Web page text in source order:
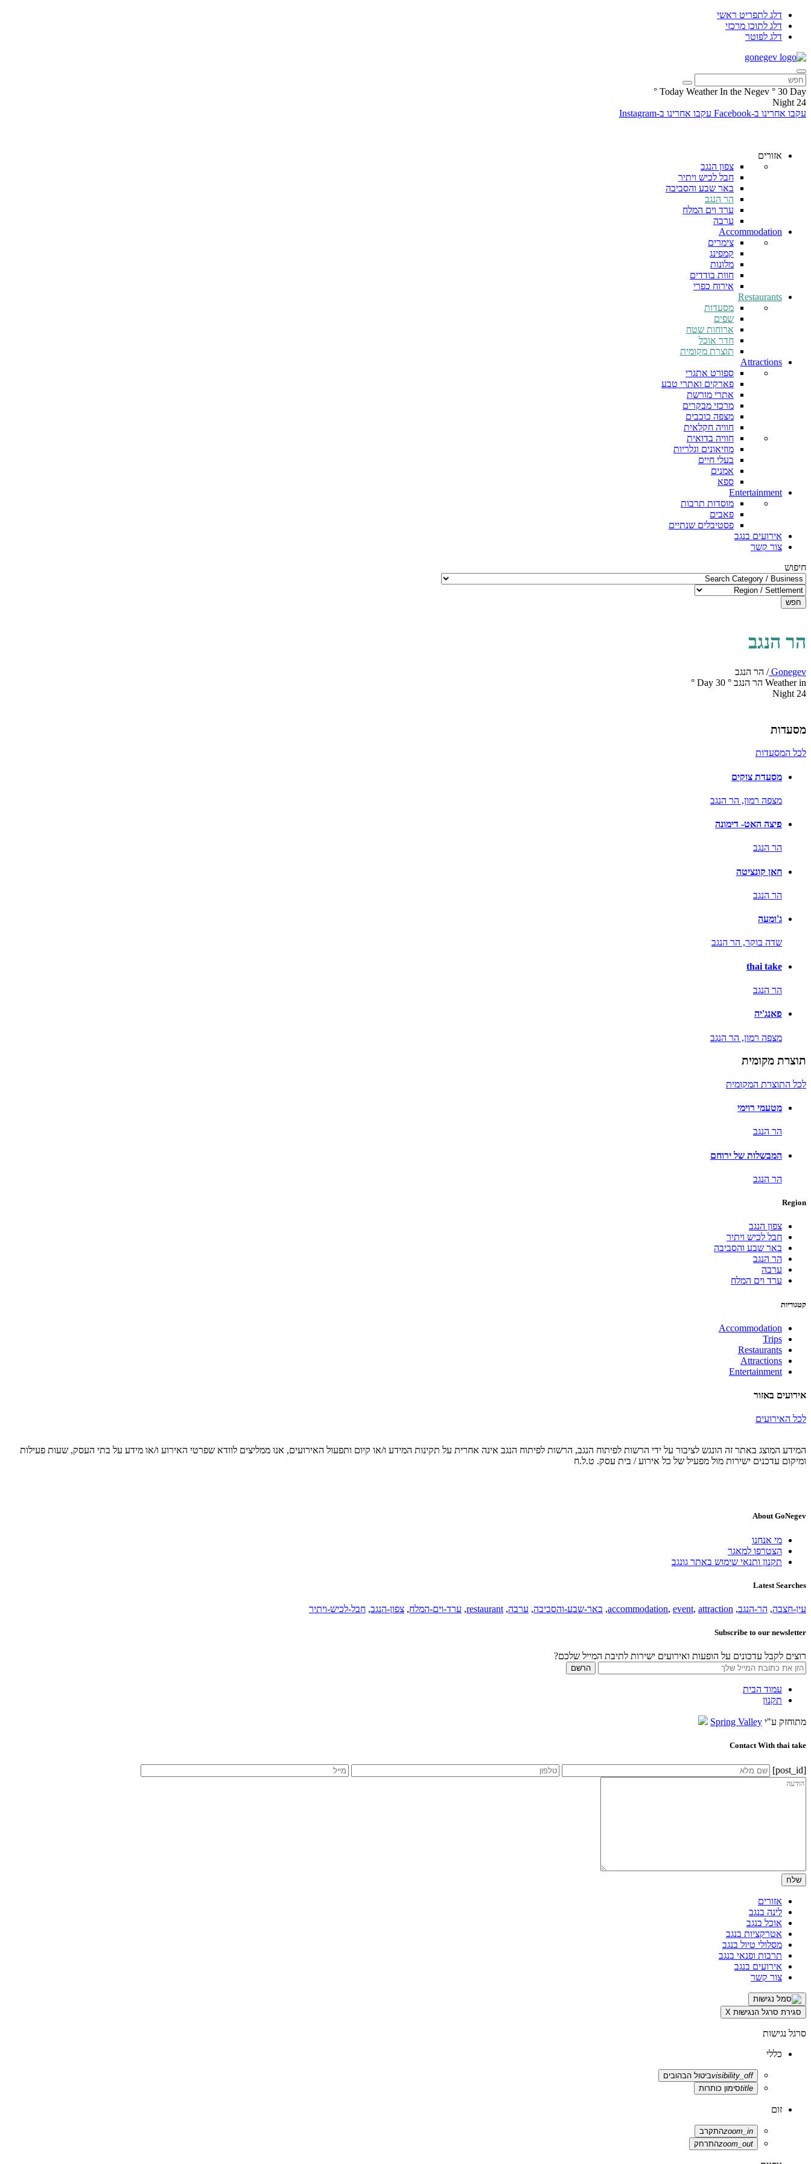
דלג לתפריט ראשי
דלג לתוכן מרכזי
דלג לפוטר
Today Weather In the Negev ° 30 Day
°
24
Night
עקבו אחרינו ב-Facebook
עקבו אחרינו ב-Instagram
אזורים
צפון הנגב
חבל לכיש ויתיר
באר שבע והסביבה
הר הנגב
ערד וים המלח
ערבה
Accommodation
צימרים
קמפינג
מלונות
חוות בודדים
אירוח כפרי
Restaurants
מסעדות
שפים
ארוחות שטח
חדר אוכל
תוצרת מקומית
Attractions
ספורט אתגרי
פארקים ואתרי טבע
אתרי מורשת
מרכזי מבקרים
מצפה כוכבים
חוויה חקלאית
חוויה בדואית
מוזיאונים וגלריות
בעלי חיים
אמנים
ספא
Entertainment
מוסדות תרבות
פאבים
פסטיבלים שנתיים
אירועים בנגב
צור קשר
חיפוש
חפש
הר הנגב
Gonegev
/ הר הנגב
Weather in הר הנגב
°
30
Day
°
24
Night
מסעדות
לכל המסעדות
מסעדת צוקים
מצפה רמון, הר הנגב
פיצה האט- דימונה
הר הנגב
חאן קונציטה
הר הנגב
ג'ומעה
שדה בוקר, הר הנגב
thai take
הר הנגב
פאנג'יה
מצפה רמון, הר הנגב
תוצרת מקומית
לכל התוצרת המקומית
מטעמי רוימי
הר הנגב
המבשלות של ירוחם
הר הנגב
Region
צפון הנגב
חבל לכיש ויתיר
באר שבע והסביבה
הר הנגב
ערבה
ערד וים המלח
קטגוריות
Accommodation
Trips
Restaurants
Attractions
Entertainment
אירועים באזור
לכל האירועים
המידע המוצג באתר זה הונגש לציבור על ידי הרשות לפיתוח הנגב, הרשות לפיתוח הנגב אינה אחרית על תקינות המידע ו/או קיום ותפעול האירועים, אנו ממליצים לוודא שפרטי האירוע ו/או מידע על בתי העסק, שעות פעילות
ומיקום עדכנים ישירות מול מפעיל של כל אירוע / בית עסק. ט.ל.ח
About GoNegev
מי אנחנו
הצטרפו למאגר
תקנון ותנאי שימוש באתר גונגב
Latest Searches
עין-חצבה, הר-הנגב,
accommodation, event, attraction
, באר-שבע-והסביבה, ערבה,
restaurant
, ערד-וים-המלח, צפון-הנגב, חבל-לכיש-ויתיר
Subscribe to our newsletter
רוצים לקבל עדכונים על הופעות ואירועים ישירות לתיבת המייל שלכם?
עמוד הבית
תקנון
מתוחזק ע"י Spring Valley
Contact With thai take
[post_id]
אזורים
לינה בנגב
אוכל בנגב
אטרקציות בנגב
מסלולי טיול בנגב
תרבות ופנאי בנגב
אירועים בנגב
צור קשר
סגירת סרגל הנגישות X
סרגל נגישות
כללי
visibility_offביטול הבהובים
titleסימון כותרות
זום
zoom_inהתקרב
zoom_outהתרחק